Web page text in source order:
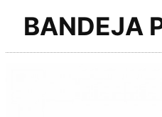
BANDEJA